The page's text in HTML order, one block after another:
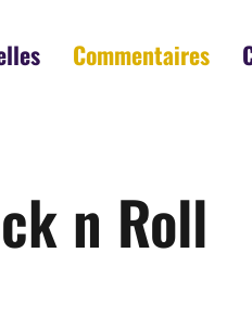
Commentaires
n Roll